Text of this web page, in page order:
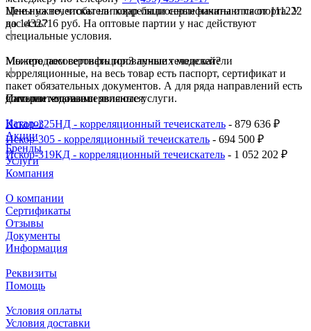
Цены на течеискатели корреляционные начинаются от 111222
до 1432716 руб. На оптовые партии у нас действуют
специальные условия.
Мне нужно, чтобы на товар были сертификаты и паспорта. У
вас есть?
Мы продаем сертифицированные течеискатели
корреляционные, на весь товар есть паспорт, сертификат и
пакет обязательных документов. А для ряда направлений есть
дополнительные сервисные услуги.
Можете посоветовать топ3 лучших моделей?
Самыми ходовыми являются:
Искор-325НД - корреляционный течеискатель - 879 636 ₽
Искор-305 - корреляционный течеискатель - 694 500 ₽
Искор-319КД - корреляционный течеискатель - 1 052 202 ₽
Интернет-магазин
Каталог
Акции
Бренды
Услуги
Компания
О компании
Сертификаты
Отзывы
Документы
Информация
Реквизиты
Помощь
Условия оплаты
Условия доставки